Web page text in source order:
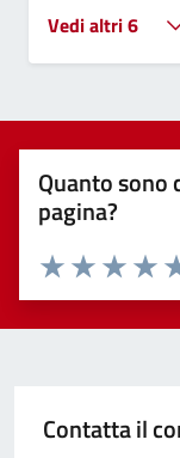
Vedi altri 6
Quanto sono
pagina?
Valuta 3
Valuta 2
Valuta 1 stelle
Contatta il